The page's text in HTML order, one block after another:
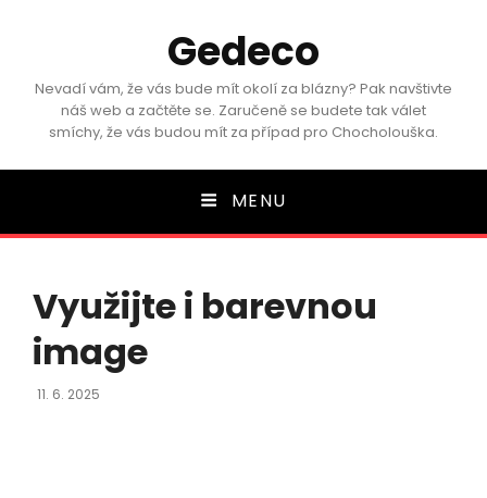
Gedeco
Nevadí vám, že vás bude mít okolí za blázny? Pak navštivte
náš web a začtěte se. Zaručeně se budete tak válet
smíchy, že vás budou mít za případ pro Chocholouška.
MENU
Využijte i barevnou
image
Posted
11. 6. 2025